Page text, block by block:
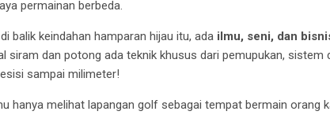
permainan berbeda.
balik keindahan hamparan hijau itu, ada ilmu, seni, dan
siram dan potong ada teknik khusus dari pemupukan, sistem
sampai milimeter!
hanya melihat lapangan golf sebagai tempat bermain orang